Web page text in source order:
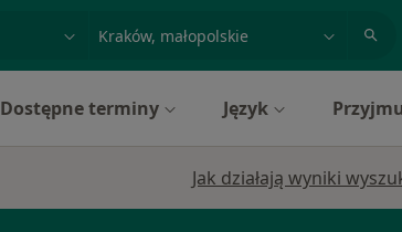
miasto lub dzielnica
Dostępne terminy Język
Jak działają wyniki